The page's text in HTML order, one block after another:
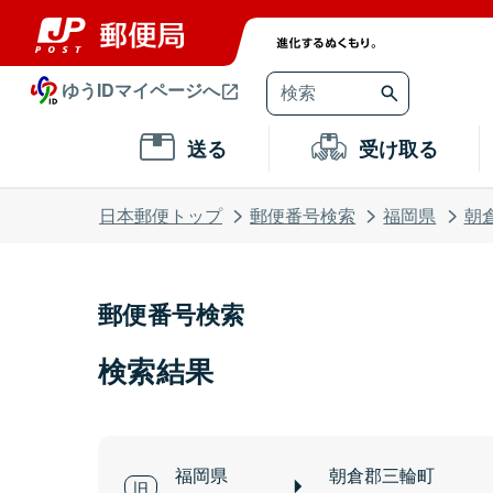
ゆうIDマイページへ
送る 受け取る
日本郵便トップ 郵便番号検索 福岡県 朝
郵便番号検索
検索結果
福岡県 朝倉郡三輪町